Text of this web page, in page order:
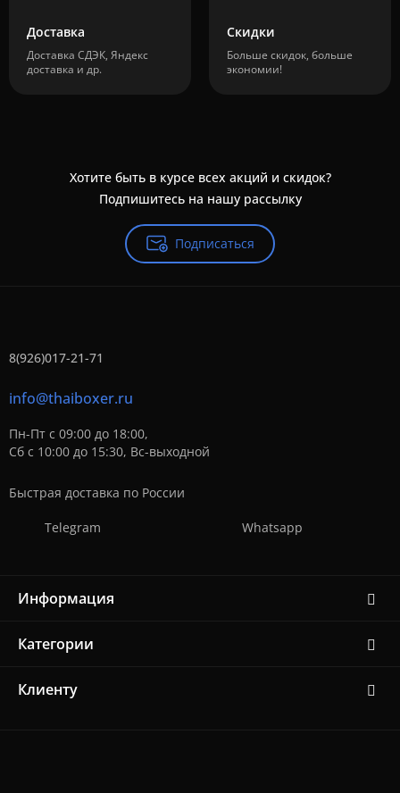
Доставка
Доставка СДЭК, Яндекс
доставка и др.
Скидки
Больше скидок, больше
экономии!
Хотите быть в курсе всех акций и скидок?
Подпишитесь на нашу рассылку
Подписаться
8(926)017-21-71
info@thaiboxer.ru
Пн-Пт с 09:00 до 18:00,
Сб с 10:00 до 15:30, Вс-выходной
Быстрая доставка по России
Telegram Whatsapp
Информация
Категории
Клиенту